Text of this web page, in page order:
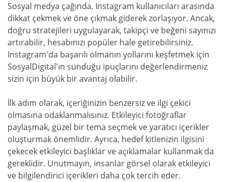
Sosyal medya çağında, Instagram kullanıcıları arasında
dikkat çekmek ve öne çıkmak giderek zorlaşıyor. Ancak,
doğru stratejileri uygulayarak, takipçi ve beğeni sayınızı
artırabilir, hesabınızı popüler hale getirebilirsiniz.
Instagram'da başarılı olmanın yollarını keşfetmek için
SosyalDigital'ın sunduğu ipuçlarını değerlendirmeniz
sizin için büyük bir avantaj olabilir.
İlk adım olarak, içeriğinizin benzersiz ve ilgi çekici
olmasına odaklanmalısınız. Etkileyici fotoğraflar
paylaşmak, güzel bir tema seçmek ve yaratıcı içerikler
oluşturmak önemlidir. Ayrıca, hedef kitlenizin ilgisini
çekecek etkileyici başlıklar ve açıklamalar kullanmak da
gereklidir. Unutmayın, insanlar görsel olarak etkileyici
ve bilgilendirici içerikleri daha çok tercih eder.